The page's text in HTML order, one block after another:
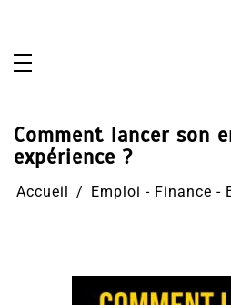
Comment lancer son
expérience ?
Accueil Emploi - Finance -